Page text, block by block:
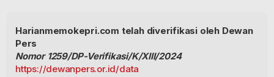
Harianmemokepri.com telah diverifikasi oleh Dewan
Pers
Nomor 1259/DP-Verifikasi/K/XIII/2024
https://dewanpers.or.id/data